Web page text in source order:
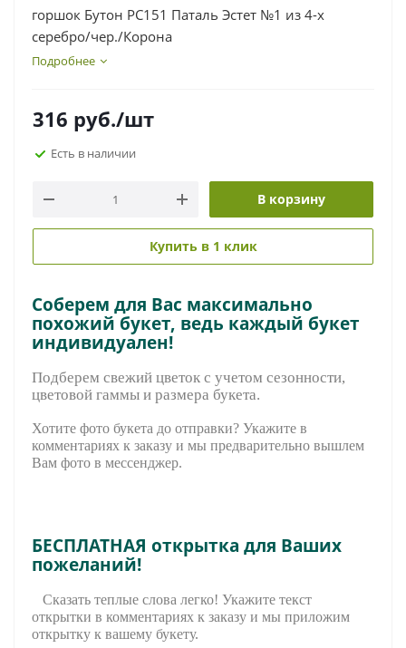
горшок Бутон РС151 Паталь Эстет №1 из 4-х
серебро/чер./Корона
Подробнее
316 руб./шт
Есть в наличии
В корзину
Купить в 1 клик
Соберем для Вас максимально
похожий букет, ведь каждый букет
индивидуален!
Подберем свежий цветок с учетом сезонности,
цветовой гаммы и размера букета.
Хотите фото букета до отправки? Укажите в
комментариях к заказу и мы предварительно вышлем
Вам фото в мессенджер.
БЕСПЛАТНАЯ открытка для Ваших
пожеланий!
Сказать теплые слова легко! Укажите текст
открытки в комментариях к заказу и мы приложим
открытку к вашему букету.